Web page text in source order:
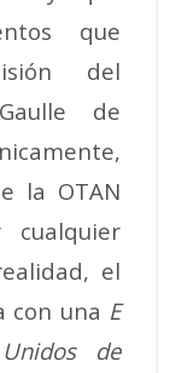
que
del
de
la OTAN
el
con una E
de